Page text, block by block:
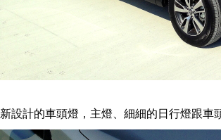
新設計的車頭燈，主燈、細細的日行燈跟車